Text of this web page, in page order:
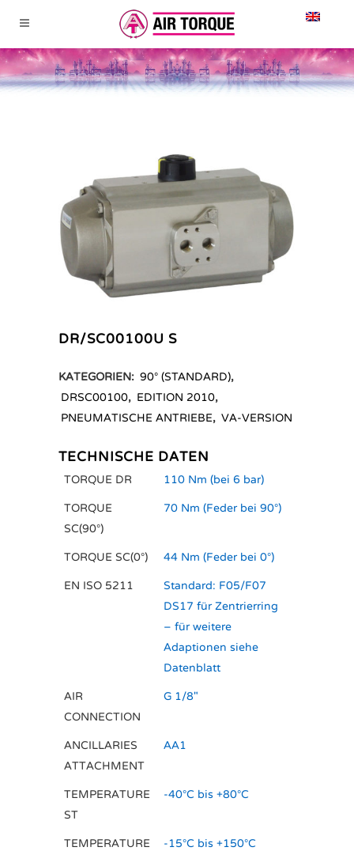
DR/SC00100U S
KATEGORIEN: 90° (STANDARD),
DRSC00100, EDITION 2010,
PNEUMATISCHE ANTRIEBE, VA-VERSION
TECHNISCHE DATEN
TORQUE DR 110 Nm (bei 6 bar)
TORQUE
SC(90°)
70 Nm (Feder bei 90°)
TORQUE SC(0°) 44 Nm (Feder bei 0°)
EN ISO 5211
Standard: F05/F07
DS17 für Zentrierring
– für weitere
Adaptionen siehe
Datenblatt
AIR
CONNECTION
G 1/8"
ANCILLARIES
ATTACHMENT
AA1
TEMPERATURE
ST
-40°C bis +80°C
TEMPERATURE
-15°C bis +150°C